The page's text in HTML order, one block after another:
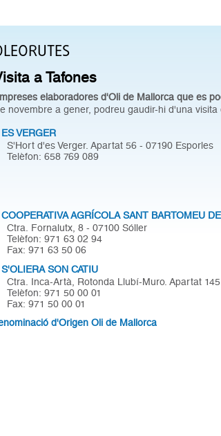
a Tafones
elaboradores d'Oli de Mallorca que es
novembre a gener, podreu gaudir-hi d'una
ES VERGER
S'Hort d'es Verger. Apartat 56 - 07190 Esporles
Telèfon: 658 769 089
COOPERATIVA AGRÍCOLA SANT BARTOMEU
Ctra. Fornalutx, 8 - 07100 Sóller
Telèfon: 971 63 02 94
Fax: 971 63 50 06
S'OLIERA SON CATIU
Ctra. Inca-Artà, Rotonda Llubí-Muro. Apartat
Telèfon: 971 50 00 01
Fax: 971 50 00 01
d'Origen Oli de Mallorca